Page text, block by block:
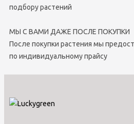
подбору растений
МЫ С ВАМИ ДАЖЕ ПОСЛЕ ПОКУПКИ
После покупки растения мы
по индивидуальному прайсу